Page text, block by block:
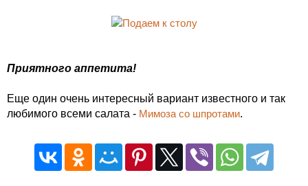
Приятного аппетита!
Еще один очень интересный вариант известного и так
любимого всеми салата - Мимоза со шпротами.